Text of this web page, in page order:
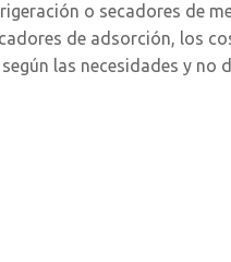
o secadores de
de adsorción, los
las necesidades y